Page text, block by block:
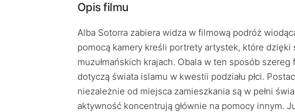
Opis filmu
Alba Sotorra zabiera widza w filmową podróż
pomocą kamery kreśli portrety artystek, które
muzułmańskich krajach. Obala w ten sposób
dotyczą świata islamu w kwestii podziału płci.
niezależnie od miejsca zamieszkania są w pełni
aktywność koncentrują głównie na pomocy innym.